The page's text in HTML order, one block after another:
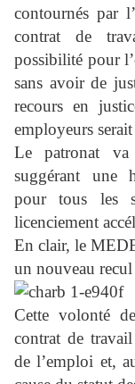
contournés par
contrat de
possibilité pour
sans avoir de
recours en
employeurs
Le patronat va
suggérant une
pour tous les
licenciement
En clair, le
un nouveau
Cette volonté
contrat de travail
de l’emploi et,